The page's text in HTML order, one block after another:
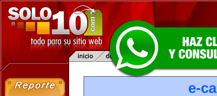
e-